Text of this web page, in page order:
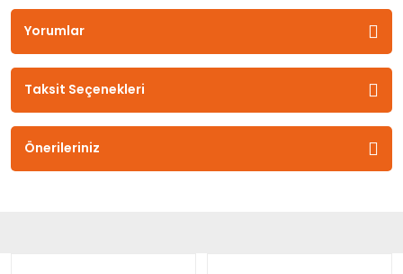
Yorumlar
Taksit Seçenekleri
Önerileriniz